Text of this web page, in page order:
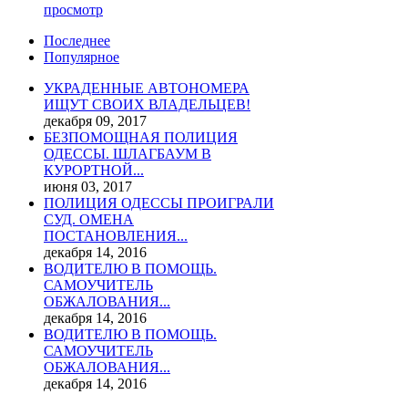
просмотр
Последнее
Популярное
УКРАДЕННЫЕ АВТОНОМЕРА
ИЩУТ СВОИХ ВЛАДЕЛЬЦЕВ!
декабря 09, 2017
БЕЗПОМОЩНАЯ ПОЛИЦИЯ
ОДЕССЫ. ШЛАГБАУМ В
КУРОРТНОЙ...
июня 03, 2017
ПОЛИЦИЯ ОДЕССЫ ПРОИГРАЛИ
СУД. ОМЕНА
ПОСТАНОВЛЕНИЯ...
декабря 14, 2016
ВОДИТЕЛЮ В ПОМОЩЬ.
САМОУЧИТЕЛЬ
ОБЖАЛОВАНИЯ...
декабря 14, 2016
ВОДИТЕЛЮ В ПОМОЩЬ.
САМОУЧИТЕЛЬ
ОБЖАЛОВАНИЯ...
декабря 14, 2016